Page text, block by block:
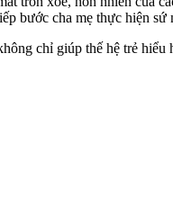
bước cha mẹ thực hiện
chỉ giúp thế hệ trẻ